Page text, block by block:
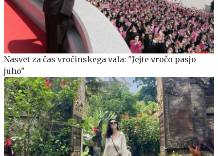
Nasvet za čas vročinskega vala: "Jejte vročo pasjo
juho"